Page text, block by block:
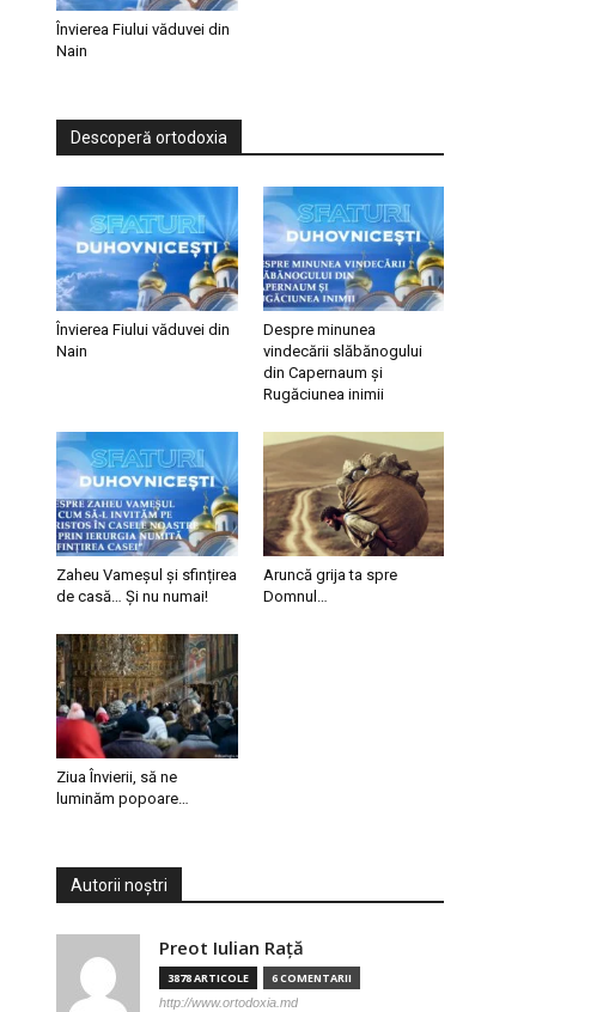
Învierea Fiului văduvei din
Nain
Descoperă ortodoxia
Învierea Fiului văduvei din
Nain
Despre minunea
vindecării slăbănogului
din Capernaum și
Rugăciunea inimii
Zaheu Vameșul și sfințirea
de casă… Și nu numai!
Aruncă grija ta spre
Domnul…
Ziua Învierii, să ne
luminăm popoare…
Autorii noștri
Preot Iulian Raţă
3878 ARTICOLE 6 COMENTARII
http://www.ortodoxia.md